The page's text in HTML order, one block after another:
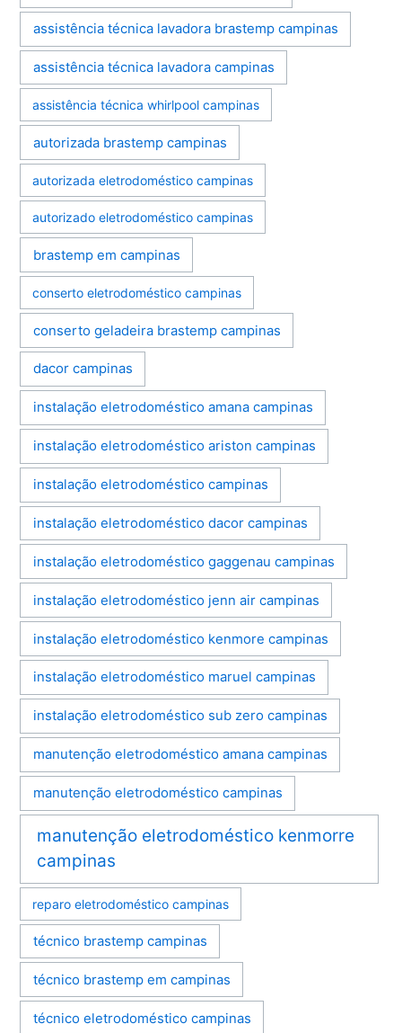
assistência técnica lavadora brastemp campinas
assistência técnica lavadora campinas
assistência técnica whirlpool campinas
autorizada brastemp campinas
autorizada eletrodoméstico campinas
autorizado eletrodoméstico campinas
brastemp em campinas
conserto eletrodoméstico campinas
conserto geladeira brastemp campinas
dacor campinas
instalação eletrodoméstico amana campinas
instalação eletrodoméstico ariston campinas
instalação eletrodoméstico campinas
instalação eletrodoméstico dacor campinas
instalação eletrodoméstico gaggenau campinas
instalação eletrodoméstico jenn air campinas
instalação eletrodoméstico kenmore campinas
instalação eletrodoméstico maruel campinas
instalação eletrodoméstico sub zero campinas
manutenção eletrodoméstico amana campinas
manutenção eletrodoméstico campinas
manutenção eletrodoméstico kenmorre
campinas
reparo eletrodoméstico campinas
técnico brastemp campinas
técnico brastemp em campinas
técnico eletrodoméstico campinas